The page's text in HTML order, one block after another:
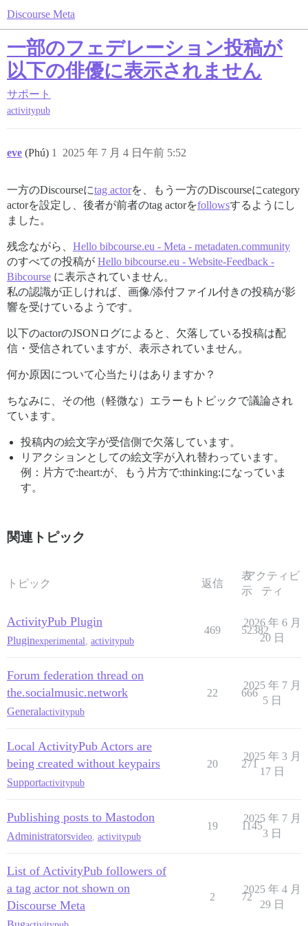
Discourse Meta
一部のフェデレーション投稿が
以下の俳優に表示されません
サポート
activitypub
eve (Phú) 2025 年 7 月 4 日午前 5:52
1
一方のDiscourseにtag actorを、もう一方のDiscourseにcategory
actorを設定し、後者が前者のtag actorをfollowsするようにし
ました。
残念ながら、 Hello bibcourse.eu - Meta - metadaten.community
のすべての投稿が Hello bibcourse.eu - Website-Feedback -
Bibcourse に表示されていません。
私の認識が正しければ、画像/添付ファイル付きの投稿が影
響を受けているようです。
以下のactorのJSONログによると、欠落している投稿は配
信・受信されていますが、表示されていません。
何か原因について心当たりはありますか？
ちなみに、その他（軽微な）エラーもトピックで議論され
ています。
投稿内の絵文字が受信側で欠落しています。
リアクションとしての絵文字が入れ替わっています。
例：片方で:heart:が、もう片方で:thinking:になっていま
す。
関連トピック
トピック 返信
表
示
アクティビ
ティ
ActivityPub Plugin
Pluginexperimental activitypub
469 52382
2026 年 6 月
20 日
Forum federation thread on
the.socialmusic.network
Generalactivitypub
22 666
2025 年 7 月
5 日
Local ActivityPub Actors are
being created without keypairs
Supportactivitypub
20 271
2025 年 3 月
17 日
Publishing posts to Mastodon
Administratorsvideo activitypub
19 1145
2025 年 7 月
3 日
List of ActivityPub followers of
a tag actor not shown on
Discourse Meta
2 72
2025 年 4 月
29 日